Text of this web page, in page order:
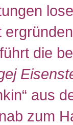
die
aus
zum